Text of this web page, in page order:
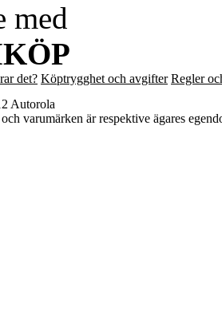
med
det? Köptrygghet och avgifter Regler
Autorola
varumärken är respektive ägares